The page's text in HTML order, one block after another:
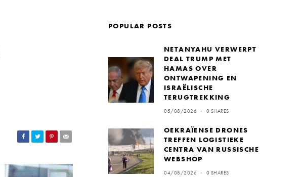
POPULAR POSTS
NETANYAHU VERWERPT
DEAL TRUMP MET
HAMAS OVER
ONTWAPENING EN
ISRAËLISCHE
TERUGTREKKING
05/08/2026 0 SHARES
OEKRAÏENSE DRONES
TREFFEN LOGISTIEKE
CENTRA VAN RUSSISCHE
WEBSHOP
04/08/2026 0 SHARES